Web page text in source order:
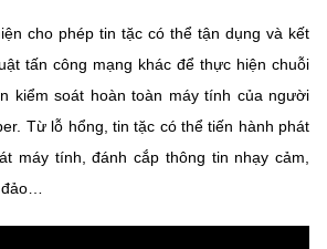
chất lượng
dân về dự thảo VBQPPL
nghệ
cho phép tin tặc có thể tận dụng và kết
tấn công mạng khác để thực hiện chuỗi
kiểm soát hoàn toàn máy tính của người
Từ lỗ hổng, tin tặc có thể tiến hành phát
máy tính, đánh cắp thông tin nhạy cảm,